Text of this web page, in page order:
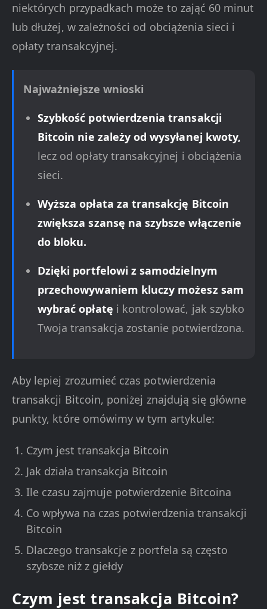
niektórych przypadkach może to zająć 60 minut
lub dłużej, w zależności od obciążenia sieci i
opłaty transakcyjnej.
Najważniejsze wnioski
Szybkość potwierdzenia transakcji
Bitcoin nie zależy od wysyłanej kwoty,
lecz od opłaty transakcyjnej i obciążenia
sieci.
Wyższa opłata za transakcję Bitcoin
zwiększa szansę na szybsze włączenie
do bloku.
Dzięki portfelowi z samodzielnym
przechowywaniem kluczy możesz sam
wybrać opłatę i kontrolować, jak szybko
Twoja transakcja zostanie potwierdzona.
Aby lepiej zrozumieć czas potwierdzenia
transakcji Bitcoin, poniżej znajdują się główne
punkty, które omówimy w tym artykule:
Czym jest transakcja Bitcoin
Jak działa transakcja Bitcoin
Ile czasu zajmuje potwierdzenie Bitcoina
Co wpływa na czas potwierdzenia transakcji
Bitcoin
Dlaczego transakcje z portfela są często
szybsze niż z giełdy
Czym jest transakcja Bitcoin?